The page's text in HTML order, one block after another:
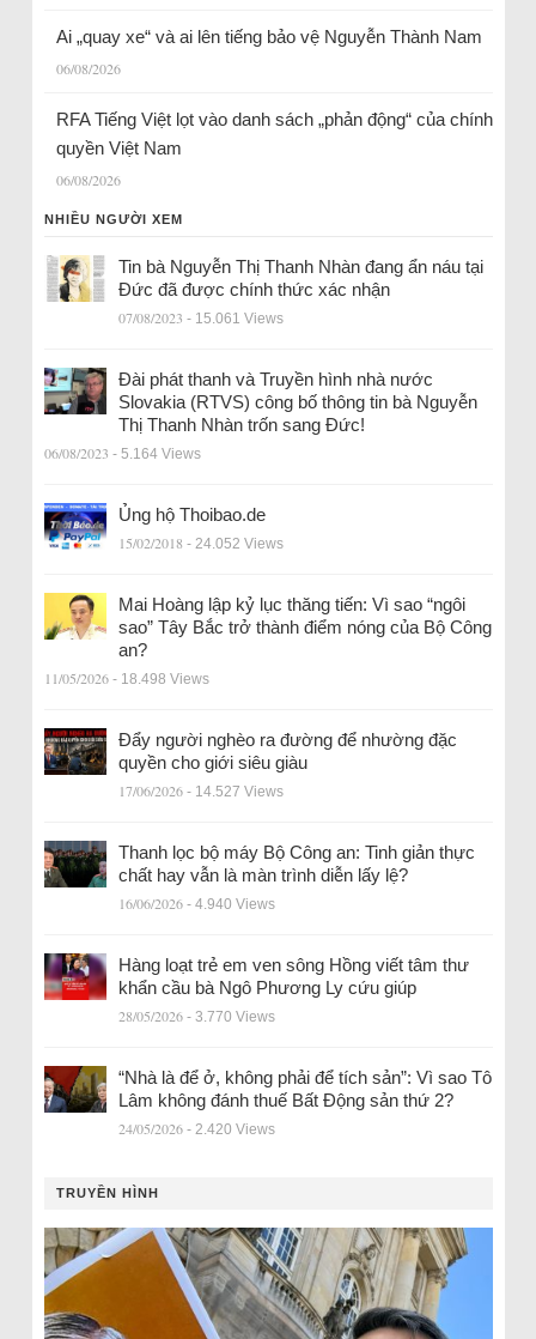
Ai „quay xe“ và ai lên tiếng bảo vệ Nguyễn Thành Nam
06/08/2026
RFA Tiếng Việt lọt vào danh sách „phản động“ của chính
quyền Việt Nam
06/08/2026
NHIỀU NGƯỜI XEM
Tin bà Nguyễn Thị Thanh Nhàn đang ẩn náu tại
Đức đã được chính thức xác nhận
07/08/2023 - 15.061 Views
Đài phát thanh và Truyền hình nhà nước
Slovakia (RTVS) công bố thông tin bà Nguyễn
Thị Thanh Nhàn trốn sang Đức!
06/08/2023 - 5.164 Views
Ủng hộ Thoibao.de
15/02/2018 - 24.052 Views
Mai Hoàng lập kỷ lục thăng tiến: Vì sao “ngôi
sao” Tây Bắc trở thành điểm nóng của Bộ Công
an?
11/05/2026 - 18.498 Views
Đẩy người nghèo ra đường để nhường đặc
quyền cho giới siêu giàu
17/06/2026 - 14.527 Views
Thanh lọc bộ máy Bộ Công an: Tinh giản thực
chất hay vẫn là màn trình diễn lấy lệ?
16/06/2026 - 4.940 Views
Hàng loạt trẻ em ven sông Hồng viết tâm thư
khẩn cầu bà Ngô Phương Ly cứu giúp
28/05/2026 - 3.770 Views
“Nhà là để ở, không phải để tích sản”: Vì sao Tô
Lâm không đánh thuế Bất Động sản thứ 2?
24/05/2026 - 2.420 Views
TRUYỀN HÌNH